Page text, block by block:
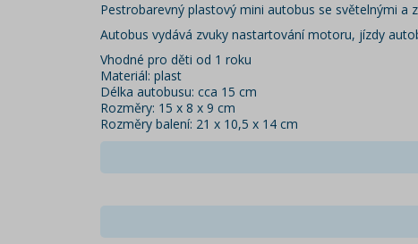
Pestrobarevný plastový mini autobus se světelnými
Autobus vydává zvuky nastartování motoru, jízdy
Vhodné pro děti od 1 roku
Materiál: plast
Délka autobusu: cca 15 cm
Rozměry: 15 x 8 x 9 cm
Rozměry balení: 21 x 10,5 x 14 cm